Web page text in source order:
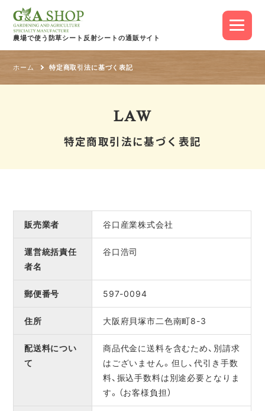
農場で使う防草シート 反射シートの通販サイト
ホーム 特定商取引法に基づく表記
LAW
特定商取引法に基づく表記
販売業者 谷口産業株式会社
運営統括責任
者名
谷口浩司
郵便番号 597-0094
住所 大阪府貝塚市二色南町8-3
配送料につい
て
商品代金に送料を含むため、別請求
はございません。但し、代引き手数
料、振込手数料は別途必要となりま
す。（お客様負担）